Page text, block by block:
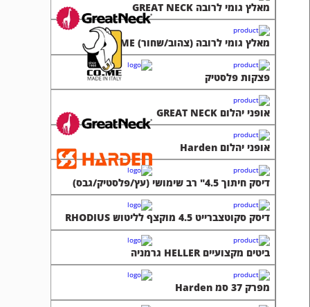
מאלץ גומי לרובה GREAT NECK
מאלץ גומי לרובה (צהוב/שחור) CO.ME
פצקות פלסטיק
אופני יהלום GREAT NECK
אופני יהלום Harden
דיסק חיתוך 4.5" רב שימושי (עץ/פלסטיק/גבס)
דיסק סקוטצברייט 4.5 מוקצף לליטוש RHODIUS
ביטים מקצועיים HELLER גרמניה
מפרק 37 סמ Harden